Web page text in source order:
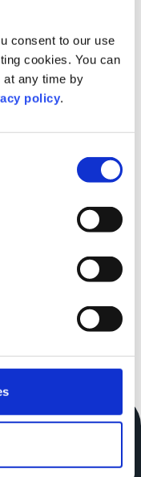
consent to our use
cookies. You can
at any time by
policy.